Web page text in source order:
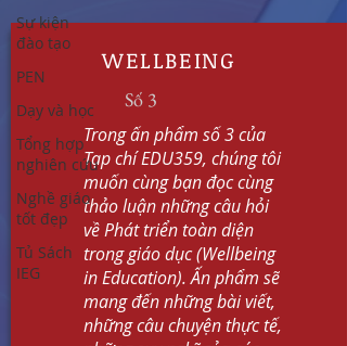
Sự kiện
đào tạo
PEN
Dạy và học
Tổng hợp
nghiên cứu
Nghề giáo
tốt đẹp
Tủ Sách
IEG
10 Nghiên cứu Giáo dục Ấn
tượng năm 2020
12 min read
WELLBEING
Số 3
Trong ấn phẩm số 3 của
Tạp chí EDU359, chúng tôi
muốn cùng bạn đọc cùng
thảo luận những câu hỏi
về Phát triển toàn diện
trong giáo dục (Wellbeing
in Education). Ấn phẩm sẽ
mang đến những bài viết,
những câu chuyện thực tế,